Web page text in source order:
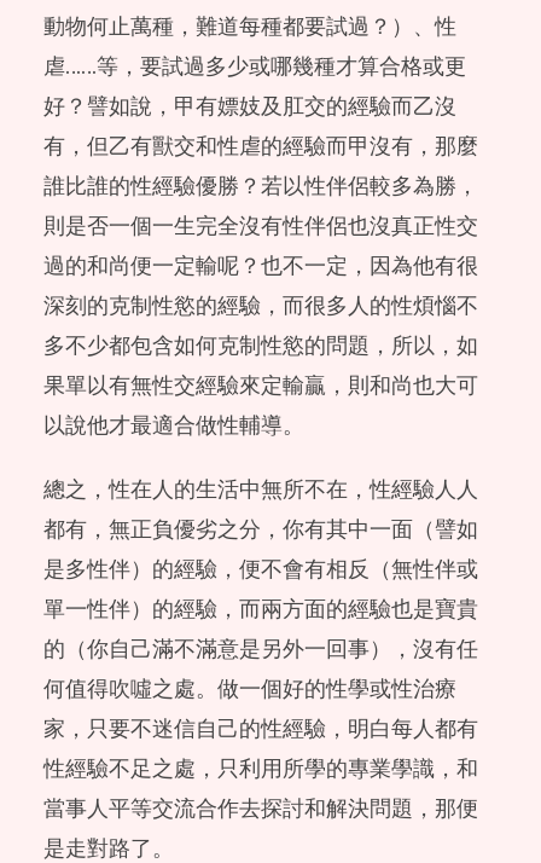
動物何止萬種，難道每種都要試過？）、性
虐……等，要試過多少或哪幾種才算合格或更
好？譬如說，甲有嫖妓及肛交的經驗而乙沒
有，但乙有獸交和性虐的經驗而甲沒有，那麼
誰比誰的性經驗優勝？若以性伴侶較多為勝，
則是否一個一生完全沒有性伴侶也沒真正性交
過的和尚便一定輸呢？也不一定，因為他有很
深刻的克制性慾的經驗，而很多人的性煩惱不
多不少都包含如何克制性慾的問題，所以，如
果單以有無性交經驗來定輸贏，則和尚也大可
以說他才最適合做性輔導。
總之，性在人的生活中無所不在，性經驗人人
都有，無正負優劣之分，你有其中一面（譬如
是多性伴）的經驗，便不會有相反（無性伴或
單一性伴）的經驗，而兩方面的經驗也是寶貴
的（你自己滿不滿意是另外一回事），沒有任
何值得吹噓之處。做一個好的性學或性治療
家，只要不迷信自己的性經驗，明白每人都有
性經驗不足之處，只利用所學的專業學識，和
當事人平等交流合作去探討和解決問題，那便
是走對路了。